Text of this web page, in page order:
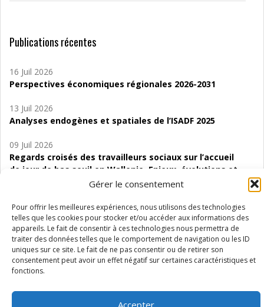
Gérer le consentement
Pour offrir les meilleures expériences, nous utilisons des technologies
telles que les cookies pour stocker et/ou accéder aux informations des
appareils. Le fait de consentir à ces technologies nous permettra de
traiter des données telles que le comportement de navigation ou les ID
uniques sur ce site. Le fait de ne pas consentir ou de retirer son
consentement peut avoir un effet négatif sur certaines caractéristiques et
fonctions.
Accepter
Publications récentes
16 Juil 2026
Perspectives économiques régionales 2026-2031
13 Juil 2026
Analyses endogènes et spatiales de l’ISADF 2025
09 Juil 2026
Regards croisés des travailleurs sociaux sur l’accueil
de jour de bas seuil en Wallonie. Enjeux, évolutions et
06 Juil 2026
Étude d’évaluabilité des Structures
d’accompagnement à l’autocréation d’emploi (SAACE)
01 Juil 2026
Pénurie du personnel infirmier :quels indicateurs
Wallonie ?